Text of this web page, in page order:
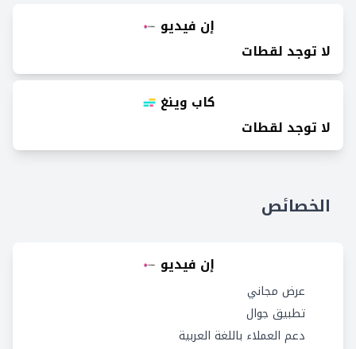
إن فيديو
لا توجد لقطات
كاب وينغ
لا توجد لقطات
الخصائص
إن فيديو
عرض مجاني
تطبيق جوال
دعم العملاء باللغة العربية